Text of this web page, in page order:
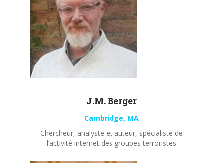
J.M. Berger
Cambridge, MA
Chercheur, analyste et auteur, spécialiste de
l’activité internet des groupes terroristes